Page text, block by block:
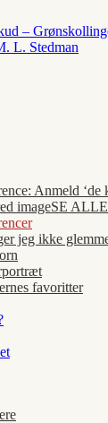
–
L. Stedman
Anmeld ‘de
SE ALLE
jeg ikke
favoritter